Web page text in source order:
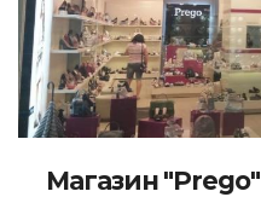
Магазин "Prego"